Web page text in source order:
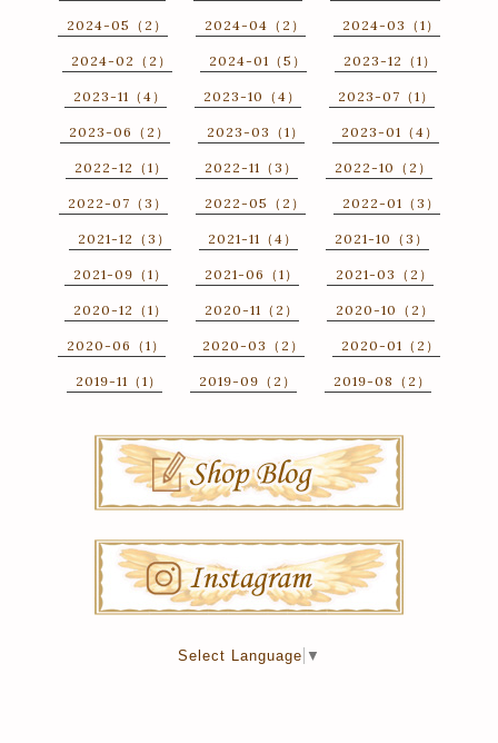
2024-05（2） 2024-04（2） 2024-03（1）
2024-02（2） 2024-01（5） 2023-12（1）
2023-11（4） 2023-10（4） 2023-07（1）
2023-06（2） 2023-03（1） 2023-01（4）
2022-12（1） 2022-11（3） 2022-10（2）
2022-07（3） 2022-05（2） 2022-01（3）
2021-12（3） 2021-11（4） 2021-10（3）
2021-09（1） 2021-06（1） 2021-03（2）
2020-12（1） 2020-11（2） 2020-10（2）
2020-06（1） 2020-03（2） 2020-01（2）
2019-11（1） 2019-09（2） 2019-08（2）
Select Language ▼